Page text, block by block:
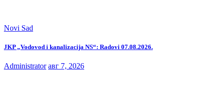
Novi Sad
JKP „Vodovod i kanalizacija NS“: Radovi 07.08.2026.
Administrator авг 7, 2026